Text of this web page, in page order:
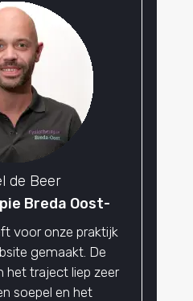
de Beer
Breda Oost-
voor onze praktijk
gemaakt. De
het traject liep zeer
soepel en het